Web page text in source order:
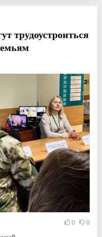
трудоустроиться
0 0